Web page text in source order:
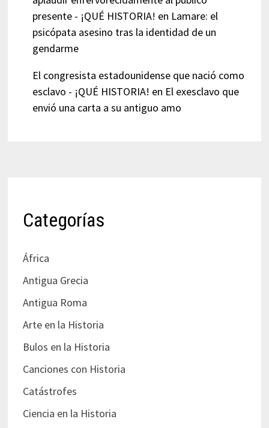
presente - ¡QUÉ HISTORIA! en Lamare: el
psicópata asesino tras la identidad de un
gendarme
El congresista estadounidense que nació como
esclavo - ¡QUÉ HISTORIA! en El exesclavo que
envió una carta a su antiguo amo
Categorías
África
Antigua Grecia
Antigua Roma
Arte en la Historia
Bulos en la Historia
Canciones con Historia
Catástrofes
Ciencia en la Historia